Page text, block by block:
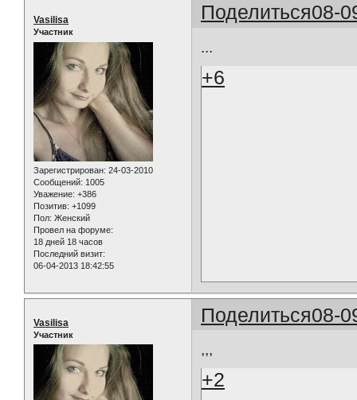
Поделиться08-
Vasilisa
Участник
Зарегистрирован: 24-03-2010
Сообщений: 1005
Уважение: +386
Позитив: +1099
Пол: Женский
Провел на форуме:
18 дней 18 часов
Последний визит:
06-04-2013 18:42:55
...
+6
Поделиться08-
Vasilisa
Участник
,,,
+2